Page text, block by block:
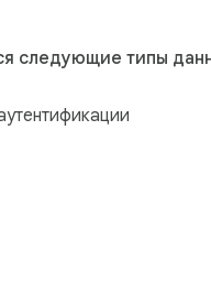
следующие типы